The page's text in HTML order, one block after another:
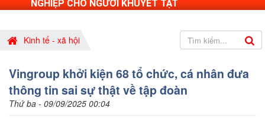
NGHIỆP CHO NGƯỜI KHUYẾT TẬT
Kinh tế - xã hội
Vingroup khởi kiện 68 tổ chức, cá nhân đưa
thông tin sai sự thật về tập đoàn
Thứ ba - 09/09/2025 00:04